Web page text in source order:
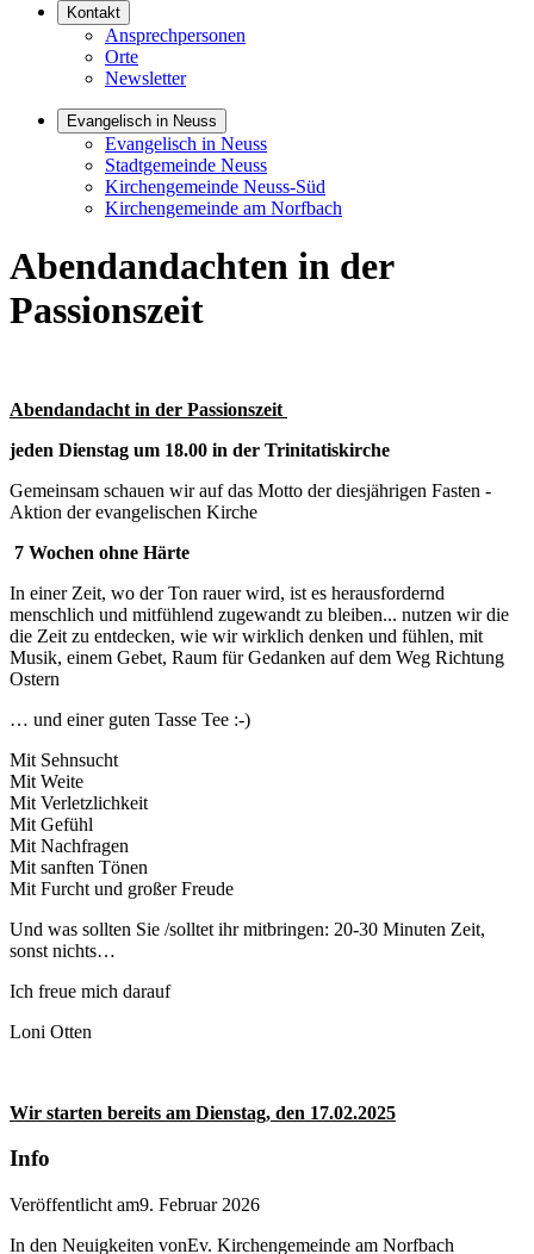
Kontakt
Ansprechpersonen
Orte
Newsletter
Evangelisch in Neuss
Evangelisch in Neuss
Stadtgemeinde Neuss
Kirchengemeinde Neuss-Süd
Kirchengemeinde am Norfbach
Abendandachten in der
Passionszeit
Abendandacht in der Passionszeit
jeden Dienstag um 18.00 in der Trinitatiskirche
Gemeinsam schauen wir auf das Motto der diesjährigen Fasten -
Aktion der evangelischen Kirche
7 Wochen ohne Härte
In einer Zeit, wo der Ton rauer wird, ist es herausfordernd
menschlich und mitfühlend zugewandt zu bleiben... nutzen wir die
die Zeit zu entdecken, wie wir wirklich denken und fühlen, mit
Musik, einem Gebet, Raum für Gedanken auf dem Weg Richtung
Ostern
… und einer guten Tasse Tee :-)
Mit Sehnsucht
Mit Weite
Mit Verletzlichkeit
Mit Gefühl
Mit Nachfragen
Mit sanften Tönen
Mit Furcht und großer Freude
Und was sollten Sie /solltet ihr mitbringen: 20-30 Minuten Zeit,
sonst nichts…
Ich freue mich darauf
Loni Otten
Wir starten bereits am Dienstag, den 17.02.2025
Info
Veröffentlicht am9. Februar 2026
In den Neuigkeiten vonEv. Kirchengemeinde am Norfbach